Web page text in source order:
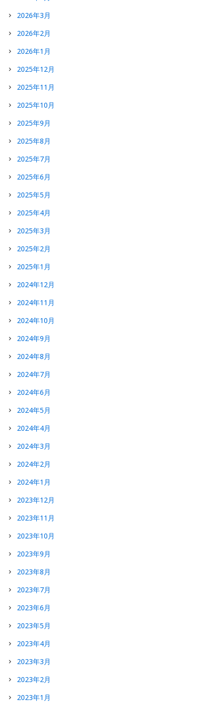
2026年3月
2026年2月
2026年1月
2025年12月
2025年11月
2025年10月
2025年9月
2025年8月
2025年7月
2025年6月
2025年5月
2025年4月
2025年3月
2025年2月
2025年1月
2024年12月
2024年11月
2024年10月
2024年9月
2024年8月
2024年7月
2024年6月
2024年5月
2024年4月
2024年3月
2024年2月
2024年1月
2023年12月
2023年11月
2023年10月
2023年9月
2023年8月
2023年7月
2023年6月
2023年5月
2023年4月
2023年3月
2023年2月
2023年1月